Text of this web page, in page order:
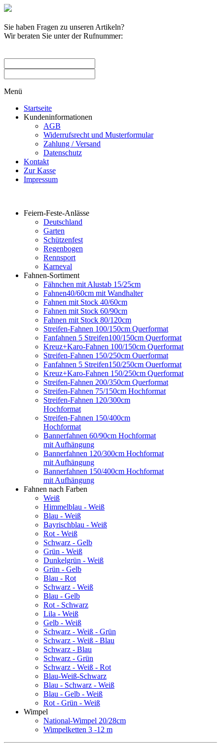
Sie haben Fragen zu unseren Artikeln?
Wir beraten Sie unter der Rufnummer:
Menü
Startseite
Kundeninformationen
AGB
Widerrufsrecht und Musterformular
Zahlung / Versand
Datenschutz
Kontakt
Zur Kasse
Impressum
Feiern-Feste-Anlässe
Deutschland
Garten
Schützenfest
Regenbogen
Rennsport
Karneval
Fahnen-Sortiment
Fähnchen mit Alustab 15/25cm
Fahnen40/60cm mit Wandhalter
Fahnen mit Stock 40/60cm
Fahnen mit Stock 60/90cm
Fahnen mit Stock 80/120cm
Streifen-Fahnen 100/150cm Querformat
Fanfahnen 5 Streifen100/150cm Querformat
Kreuz+Karo-Fahnen 100/150cm Querformat
Streifen-Fahnen 150/250cm Ouerformat
Fanfahnen 5 Streifen150/250cm Ouerformat
Kreuz+Karo-Fahnen 150/250cm Querformat
Streifen-Fahnen 200/350cm Querformat
Streifen-Fahnen 75/150cm Hochformat
Streifen-Fahnen 120/300cm
Hochformat
Streifen-Fahnen 150/400cm
Hochformat
Bannerfahnen 60/90cm Hochformat
mit Aufhängung
Bannerfahnen 120/300cm Hochformat
mit Aufhängung
Bannerfahnen 150/400cm Hochformat
mit Aufhängung
Fahnen nach Farben
Weiß
Himmelblau - Weiß
Blau - Weiß
Bayrischblau - Weiß
Rot - Weiß
Schwarz - Gelb
Grün - Weiß
Dunkelgrün - Weiß
Grün - Gelb
Blau - Rot
Schwarz - Weiß
Blau - Gelb
Rot - Schwarz
Lila - Weiß
Gelb - Weiß
Schwarz - Weiß - Grün
Schwarz - Weiß - Blau
Schwarz - Blau
Schwarz - Grün
Schwarz - Weiß - Rot
Blau-Weiß-Schwarz
Blau - Schwarz - Weiß
Blau - Gelb - Weiß
Rot - Grün - Weiß
Wimpel
National-Wimpel 20/28cm
Wimpelketten 3 -12 m